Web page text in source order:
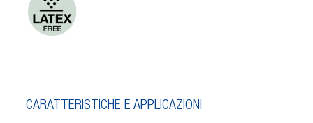
CARATTERISTICHE E APPLICAZIONI